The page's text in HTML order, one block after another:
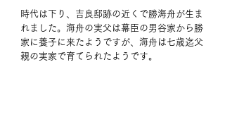
時代は下り、吉良邸跡の近くで勝海舟が生ま
れました。海舟の実父は幕臣の男谷家から勝
家に養子に来たようですが、海舟は七歳迄父
親の実家で育てられたようです。